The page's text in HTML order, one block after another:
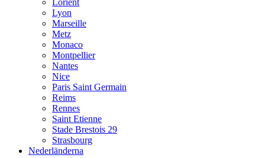
Lorient
Lyon
Marseille
Metz
Monaco
Montpellier
Nantes
Nice
Paris Saint Germain
Reims
Rennes
Saint Etienne
Stade Brestois 29
Strasbourg
Nederländerna